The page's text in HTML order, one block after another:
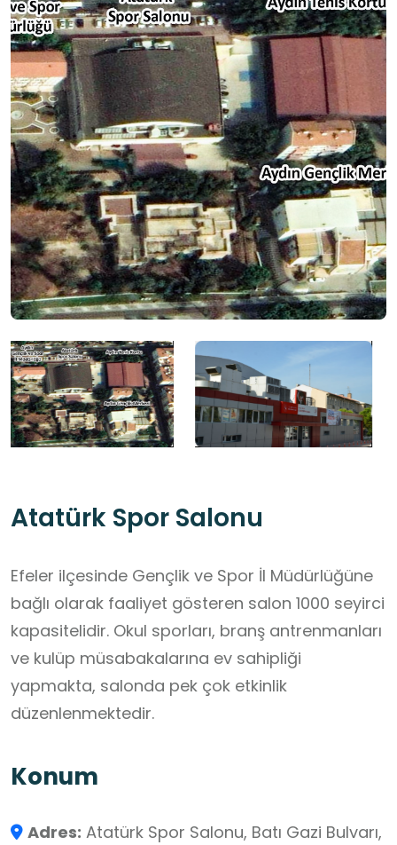
Atatürk Spor Salonu
Efeler ilçesinde Gençlik ve Spor İl Müdürlüğüne
bağlı olarak faaliyet gösteren salon 1000 seyirci
kapasitelidir. Okul sporları, branş antrenmanları
ve kulüp müsabakalarına ev sahipliği
yapmakta, salonda pek çok etkinlik
düzenlenmektedir.
Konum
Adres: Atatürk Spor Salonu, Batı Gazi Bulvarı,